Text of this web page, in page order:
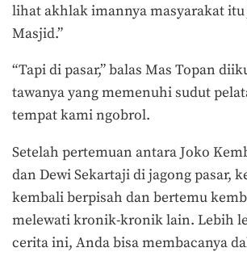
lihat akhlak imannya masyarakat
Masjid.”
“Tapi di pasar,” balas Mas Topan
tawanya yang memenuhi sudut
tempat kami ngobrol.
Setelah pertemuan antara Joko
dan Dewi Sekartaji di jagong pasar,
kembali berpisah dan bertemu
melewati kronik-kronik lain. Lebih
cerita ini, Anda bisa membacanya